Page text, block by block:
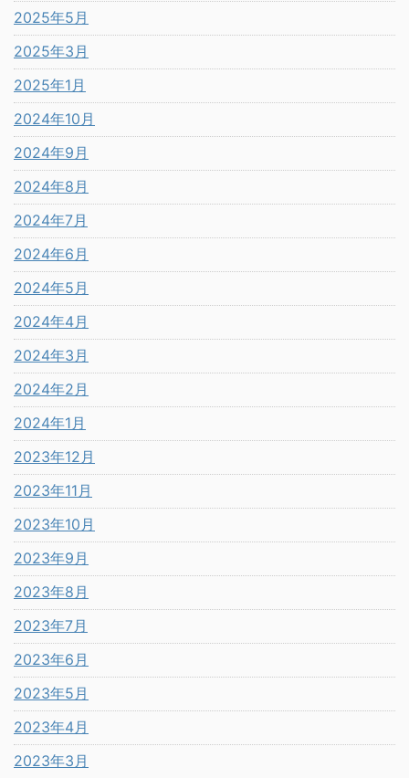
2025年5月
2025年3月
2025年1月
2024年10月
2024年9月
2024年8月
2024年7月
2024年6月
2024年5月
2024年4月
2024年3月
2024年2月
2024年1月
2023年12月
2023年11月
2023年10月
2023年9月
2023年8月
2023年7月
2023年6月
2023年5月
2023年4月
2023年3月